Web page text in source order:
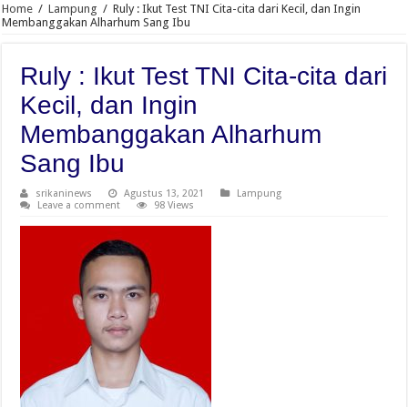
Home / Lampung / Ruly : Ikut Test TNI Cita-cita dari Kecil, dan Ingin
Membanggakan Alharhum Sang Ibu
Ruly : Ikut Test TNI Cita-cita dari
Kecil, dan Ingin
Membanggakan Alharhum
Sang Ibu
srikaninews Agustus 13, 2021
Lampung
Leave a comment
98 Views